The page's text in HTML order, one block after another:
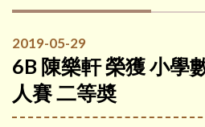
2019-05-29
6B 陳樂軒 榮獲 小學
人賽 二等奬